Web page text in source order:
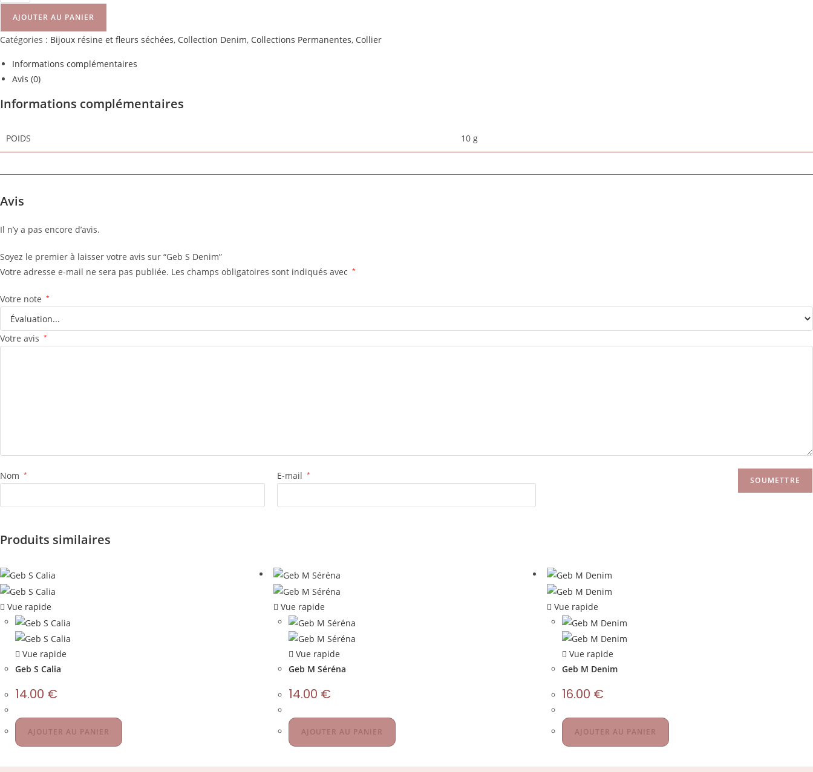
AJOUTER AU PANIER
Catégories : Bijoux résine et fleurs séchées, Collection Denim, Collections Permanentes, Collier
Informations complémentaires
Avis (0)
Informations complémentaires
POIDS 10 g
Avis
Il n’y a pas encore d’avis.
Soyez le premier à laisser votre avis sur “Geb S Denim”
Votre adresse e-mail ne sera pas publiée. Les champs obligatoires sont indiqués avec *
Votre note *
Votre avis *
Nom * E-mail *
Produits similaires
Vue rapide
Vue rapide
Geb S Calia
14.00 €
AJOUTER AU PANIER
Vue rapide
Vue rapide
Geb M Séréna
14.00 €
AJOUTER AU PANIER
Vue rapide
Vue rapide
Geb M Denim
16.00 €
AJOUTER AU PANIER